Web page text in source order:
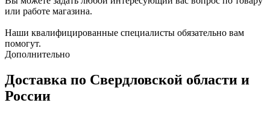
или работе магазина.
Наши квалифицированные специалисты обязательно вам
помогут.
Дополнительно
Доставка по Свердловской области и
России